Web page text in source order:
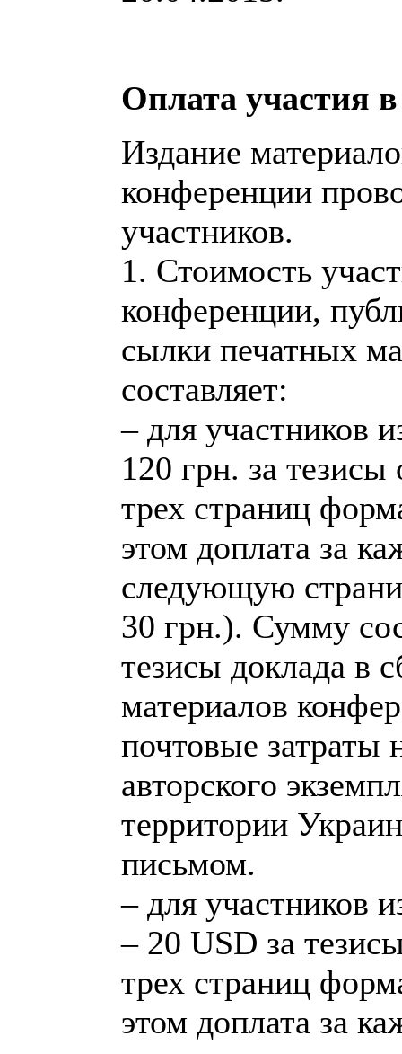
Оплата участия
Издание
конференции
участников.
1. Стоимость
конференции,
сылки печатных
составляет:
– для участников
120 грн. за
трех страниц
этом доплата за
следующую
30 грн.). Сумму
тезисы доклада в
материалов
почтовые затраты
авторского
территории
письмом.
– для участников
– 20 USD за
трех страниц
этом доплата за